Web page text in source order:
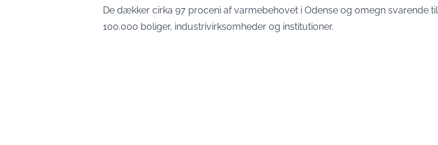
De dækker cirka 97 proceni af varmebehovet i Odense og omegn svarende
100.000 boliger, industrivirksomheder og institutioner.